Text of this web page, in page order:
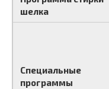
шелка
Специальные
программы